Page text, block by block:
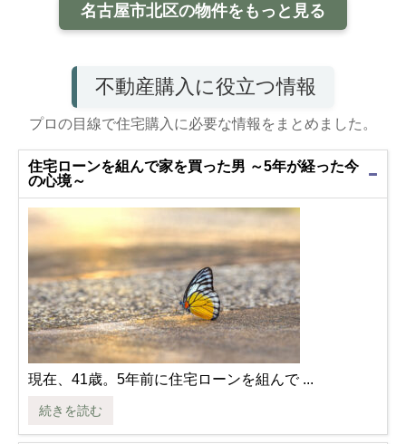
名古屋市北区の物件をもっと見る
不動産購入に役立つ情報
プロの目線で住宅購入に必要な情報をまとめました。
住宅ローンを組んで家を買った男 ～5年が経った今
の心境～
現在、41歳。5年前に住宅ローンを組んで ...
続きを読む